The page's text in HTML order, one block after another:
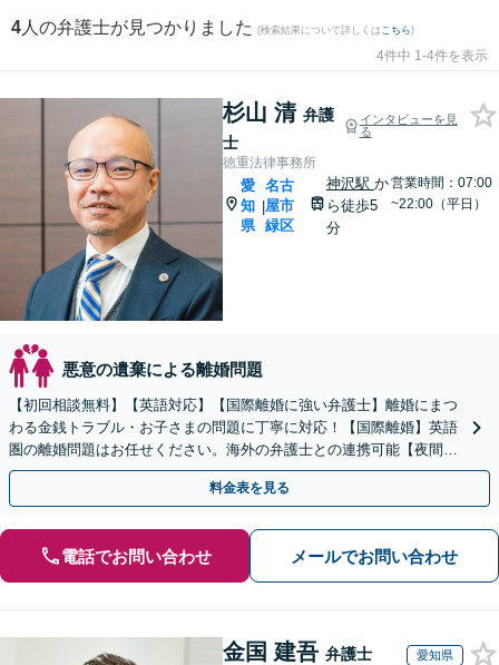
4 人の弁護士が見つかりました (検索結果について詳しくは こちら)
4件中 1-4件を表示
杉山 清 弁護
士
インタビューを見
る
徳重法律事務所
愛
知
県
|
名古
屋市
緑区
神沢駅 か
ら徒歩5
分
営業時間：07:00
~22:00（平日）
悪意の遺棄による離婚問題
【初回相談無料】【英語対応】【国際離婚に強い弁護士】離婚にまつ
わる金銭トラブル・お子さまの問題に丁寧に対応！【国際離婚】英語
圏の離婚問題はお任せください。海外の弁護士との連携可能【夜間／
休日面談】【お子さま同席OK】【徳重駅／神沢駅5分】
料金表を見る
電話でお問い合わせ メールでお問い合わせ
金国 建吾 弁護士 愛知県